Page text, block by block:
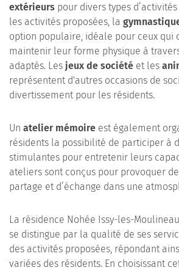
extérieurs pour divers types
les activités proposées, la
option populaire, idéale pour ceux qui
maintenir leur forme physique à
adaptés. Les jeux de société et les
représentent d'autres occasions de
divertissement pour les résidents.
Un atelier mémoire est également
résidents la possibilité de participer à
stimulantes pour entretenir leurs
ateliers sont conçus pour provoquer
partage et d’échange dans une
La résidence Nohée Issy-les-
se distingue par la qualité de ses
des activités proposées, répondant
variées des résidents. En choisissant